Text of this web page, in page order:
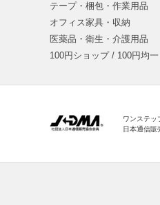
テープ・梱包・作業用品
オフィス家具・収納
医薬品・衛生・介護用品
100円ショップ / 100円均一
ワンステッ
日本通信販